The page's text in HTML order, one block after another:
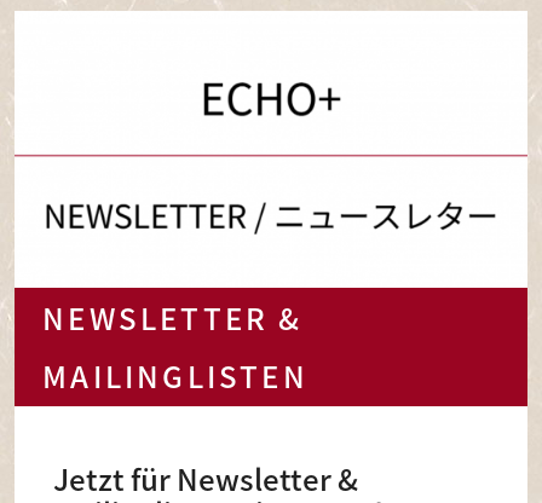
NEWSLETTER &
MAILINGLISTEN
Jetzt für Newsletter &